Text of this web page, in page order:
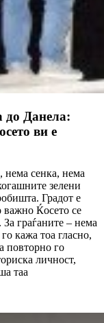
до Данела:
ви е
нема сенка, нема
зелени
Градот е
важно Ќосето се
граѓаните – нема
кажа тоа гласно,
повторно го
личност,
таа